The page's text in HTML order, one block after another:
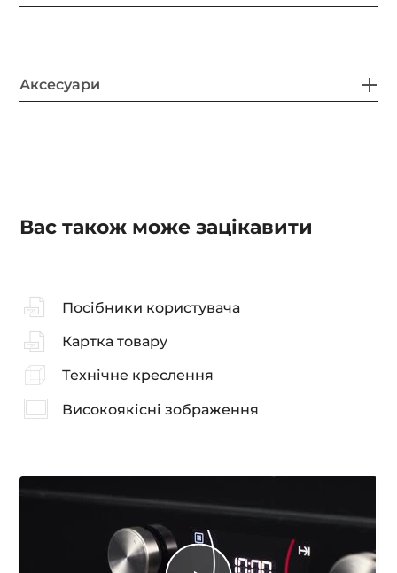
Аксесуари
Вас також може зацікавити
Посібники користувача
Картка товару
Технічне креслення
Високоякісні зображення